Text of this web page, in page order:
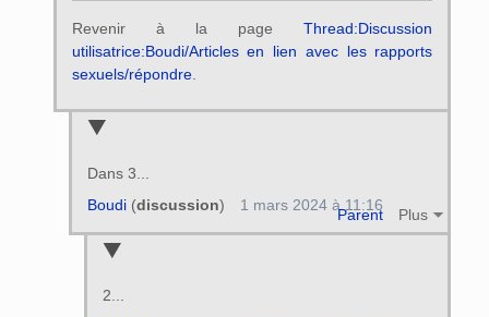
Revenir à la pageThread:Discussion
utilisatrice:Boudi/Articles en lien avec les rapports
sexuels/répondre.
Dans 3...
Parent Plus
Boudi(discussion) 1 mars 2024 à 11:16
2...